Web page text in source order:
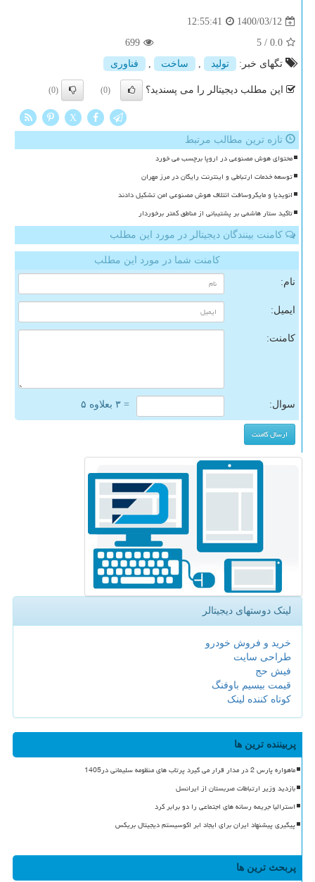
1400/03/12
12:55:41
0.0
/
5
699
تگهای خبر:
تولید , ساخت , فناوری
این مطلب دیجیتالر را می پسندید؟ (0)
(0)
X
تازه ترین مطالب مرتبط
محتوای هوش مصنوعی در اروپا برچسب می خورد
توسعه خدمات ارتباطی و اینترنت رایگان در مرز مهران
انویدیا و مایکروسافت ائتلاف هوش مصنوعی امن تشکیل دادند
تاکید ستار هاشمی بر پشتیبانی از مناطق کمتر برخوردار
کامنت بینندگان دیجیتالر در مورد این مطلب
کامنت شما در مورد این مطلب
نام:
ایمیل:
کامنت:
سوال: = ۳ بعلاوه ۵
لینک دوستهای دیجیتالر
خرید و فروش خودرو
طراحی سایت
فیش حج
قیمت بیسیم باوفنگ
کوتاه کننده لینک
پربیننده ترین ها
ماهواره پارس 2 در مدار قرار می گیرد پرتاب های منظومه سلیمانی در1405
بازدید وزیر ارتباطات صربستان از ایرانسل
استرالیا جریمه رسانه های اجتماعی را دو برابر کرد
پیگیری پیشنهاد ایران برای ایجاد ابر اکوسیستم دیجیتال بریکس
پربحث ترین ها